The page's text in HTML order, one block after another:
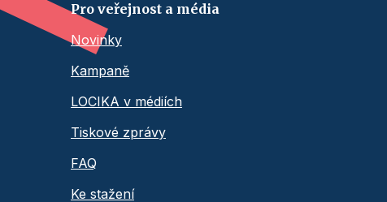
Pro veřejnost a média
Novinky
Kampaně
LOCIKA v médiích
Tiskové zprávy
FAQ
Ke stažení